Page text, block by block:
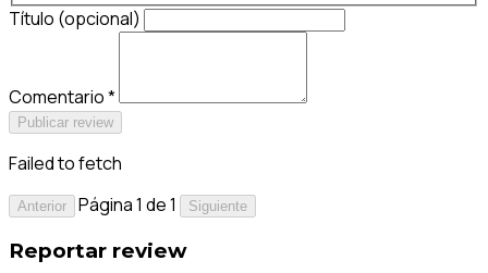
Título (opcional)
Comentario *
Publicar review
Failed to fetch
Anterior Página 1 de 1 Siguiente
Reportar review